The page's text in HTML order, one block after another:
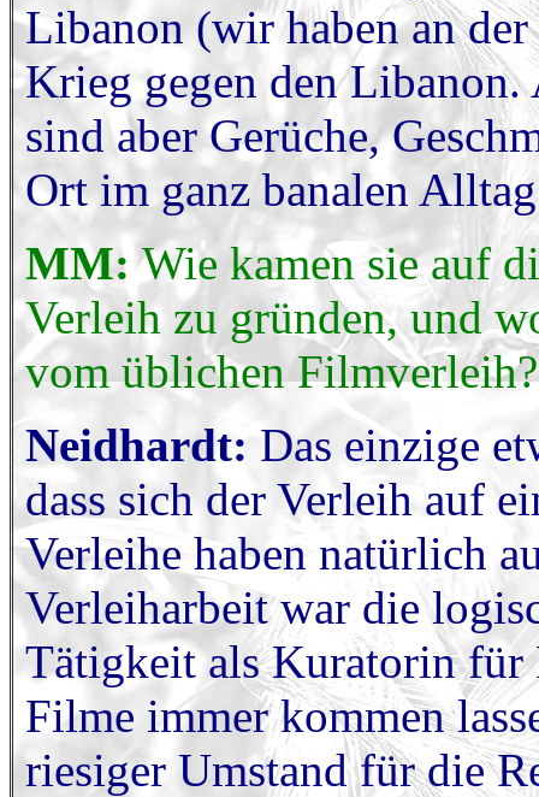
Libanon (wir haben an
Krieg gegen den
sind aber Gerüche,
Ort im ganz banalen
MM:Wie kamen sie auf
Verleih zu gründen, und
vom üblichen Filmverleih?
Neidhardt: Das einzige
dass sich der Verleih auf
Verleihe haben natürlich
Verleiharbeit war die
Tätigkeit als Kuratorin für
Filme immer kommen
riesiger Umstand für die